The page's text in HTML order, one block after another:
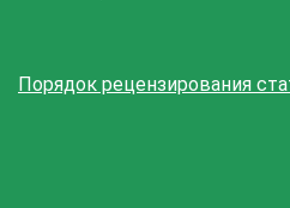
Порядок рецензирования